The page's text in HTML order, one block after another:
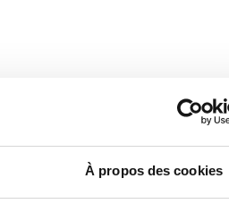
À propos des cookies